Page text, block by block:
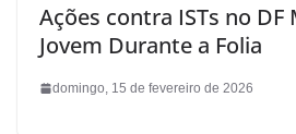
Ações contra ISTs no
Jovem Durante a Folia
domingo, 15 de fevereiro de 2026